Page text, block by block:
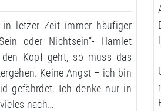
letzer Zeit immer häufiger
oder Nichtsein”- Hamlet
Kopf geht, so muss das
Keine Angst – ich bin
gefährdet. Ich denke nur in
nach…